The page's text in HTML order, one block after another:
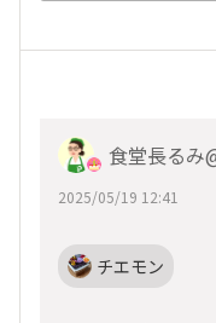
食堂長るみ
2025/05/19 12:41
チエモン